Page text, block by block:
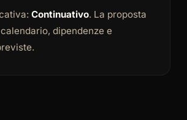
Continuativo. La proposta
dipendenze e